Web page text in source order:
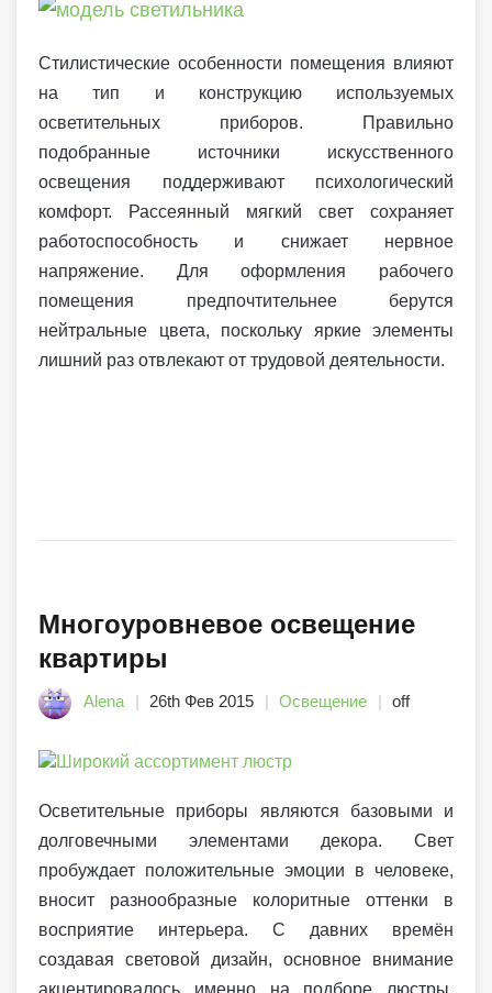
Стилистические особенности помещения влияют
на тип и конструкцию используемых
осветительных приборов. Правильно
подобранные источники искусственного
освещения поддерживают психологический
комфорт. Рассеянный мягкий свет сохраняет
работоспособность и снижает нервное
напряжение. Для оформления рабочего
помещения предпочтительнее берутся
нейтральные цвета, поскольку яркие элементы
лишний раз отвлекают от трудовой деятельности.
Многоуровневое освещение
квартиры
Alena 26th Фев 2015 Освещение off
Осветительные приборы являются базовыми и
долговечными элементами декора. Свет
пробуждает положительные эмоции в человеке,
вносит разнообразные колоритные оттенки в
восприятие интерьера. С давних времён
создавая световой дизайн, основное внимание